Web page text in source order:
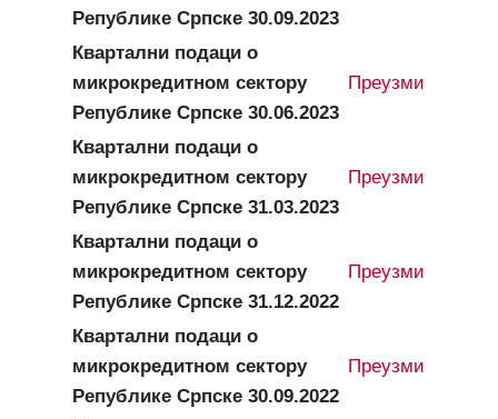
Републике Српске 30.09.2023
Квартални подаци о
микрокредитном сектору
Републике Српске 30.06.2023
Преузми
Квартални подаци о
микрокредитном сектору
Републике Српске 31.03.2023
Преузми
Квартални подаци о
микрокредитном сектору
Републике Српске 31.12.2022
Преузми
Квартални подаци о
микрокредитном сектору
Републике Српске 30.09.2022
Преузми